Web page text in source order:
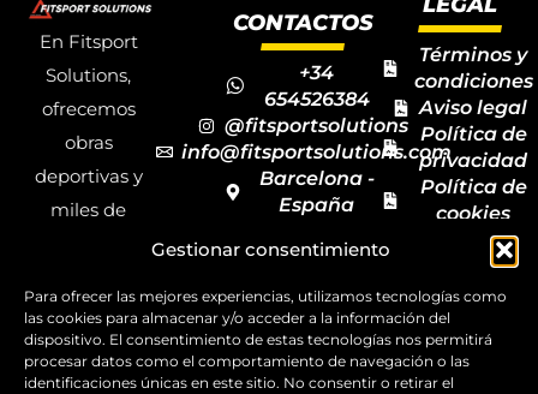
Gestionar consentimiento
Para ofrecer las mejores experiencias, utilizamos tecnologías como
las cookies para almacenar y/o acceder a la información del
dispositivo. El consentimiento de estas tecnologías nos permitirá
procesar datos como el comportamiento de navegación o las
identificaciones únicas en este sitio. No consentir o retirar el
En Fitsport
Solutions,
ofrecemos
obras
deportivas y
miles de
deportivos
para todas las
disciplinas,
CONTACTOS
+34
654526384
@fitsportsolutions
info@fitsportsolutions.com
Barcelona -
España
de contacto
Términos y
condiciones
Aviso legal
Política de
privacidad
Política de
cookies
Mapa del
sitio